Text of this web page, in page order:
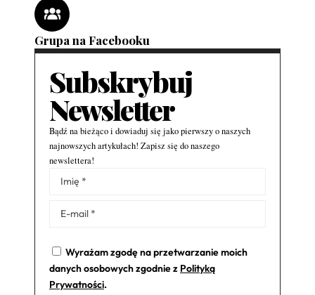
Grupa na Facebooku
Subskrybuj
Newsletter
Bądź na bieżąco i dowiaduj się jako pierwszy o naszych
najnowszych artykułach! Zapisz się do naszego
newslettera!
Wyrażam zgodę na przetwarzanie moich
danych osobowych zgodnie z Polityką
Prywatności.
Alternative: